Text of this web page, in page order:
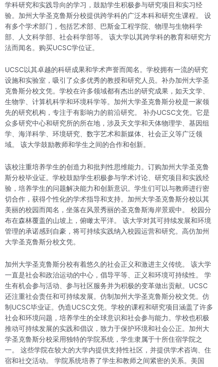
学科研究和实践导向的学习，鼓励学生积极参与研究项目和实习经
验。加州大学圣克鲁斯分校提供跨学科的广泛本科和研究生课程。 设
有多个学术部门，包括艺术部、巴斯金工程学院、物理与生物科学
部、人文科学部、社会科学部等。 该大学以其跨学科的教育和研究方
法而闻名。购买UCSC学位证。
UCSC以其卓越的科研成果和学术声誉而闻名。学校拥有一流的研究
设施和实验室，吸引了众多优秀的教授和研究人员。补办加州大学圣
克鲁斯分校文凭。学校在许多领域都有杰出的研究成果，如天文学、
生物学、计算机科学和环境科学等。加州大学圣克鲁斯分校是一家领
先的研究机构，专注于有影响力的前沿研究。 补办UCSC文凭。它是
众多研究中心和研究所的所在地，涉及天文学和天体物理学、基因组
学、海洋科学、环境研究、数字艺术和新媒体、社会正义等广泛领
域。 该大学鼓励教师和学生之间的合作和创新。
该校注重培养学生的创造力和批判性思维能力。订购加州大学圣克鲁
斯分校毕业证。学校鼓励学生积极参与学术讨论、研究项目和实践经
验，培养学生的问题解决能力和创新意识。学生们可以与教师进行密
切合作，获得个性化的学术指导和支持。加州大学圣克鲁斯分校以其
美丽的校园而闻名，坐落在风景秀丽的圣克鲁斯海岸景观中。 校园分
布在森林覆盖的山坡上，俯瞰太平洋。 该大学对其可持续发展和环境
管理的承诺感到自豪，将可持续实践纳入校园运营和研究。高仿加州
大学圣克鲁斯分校文凭。
加州大学圣克鲁斯分校有着悠久的社会正义和激进主义传统。 该大学
一直是社会和政治运动的中心，倡导平等、正义和环境可持续性。 学
生有机会参与活动、参与社区服务并为积极的变革做出贡献。UCSC
还注重社会责任和可持续发展。仿制加州大学圣克鲁斯分校文凭。仿
制UCSC毕业证。伪造UCSC文凭。学校的课程和研究项目涵盖了许多
社会和环境问题，培养学生的全球意识和社会参与能力。学校也积极
推动可持续发展的实践和倡议，致力于保护环境和社会公正。加州大
学圣克鲁斯分校采用独特的学院系统，学生隶属于十所住宿学院之
一。 这些学院在较大的大学内提供支持性社区，并提供学术咨询、住
宿和社交活动。 学院系统培养了学生和教师之间紧密的关系。美国